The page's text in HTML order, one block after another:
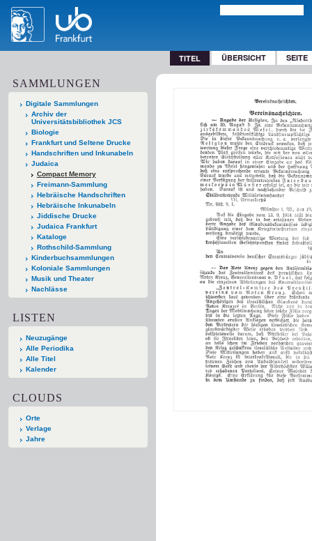
TITEL ÜBERSICHT SEITE
SAMMLUNGEN
Digitale Sammlungen
Archiv der
Universitätsbibliothek JCS
Biologie
Frankfurt und Seltene Drucke
Handschriften und Inkunabeln
Judaica
Compact Memory
Freimann-Sammlung
Hebräische Handschriften
Hebräische Inkunabeln
Jiddische Drucke
Judaica Frankfurt
Kataloge
Rothschild-Sammlung
Kinderbuchsammlungen
Koloniale Sammlungen
Musik und Theater
Nachlässe
LISTEN
Neuzugänge
Alle Periodika
Alle Titel
Kalender
CLOUDS
Orte
Verlage
Jahre